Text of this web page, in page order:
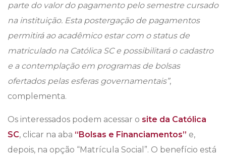
parte do valor do pagamento pelo semestre cursado
na instituição. Esta postergação de pagamentos
permitirá ao acadêmico estar com o status de
matriculado na Católica SC e possibilitará o cadastro
e a contemplação em programas de bolsas
ofertados pelas esferas governamentais”,
complementa.
Os interessados podem acessar o site da Católica
SC, clicar na aba “Bolsas e Financiamentos” e,
depois, na opção “Matrícula Social”. O benefício está